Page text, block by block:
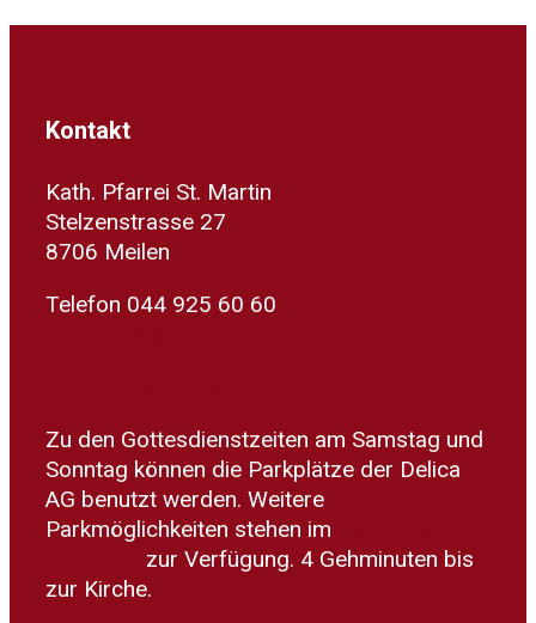
Kontakt
Kath. Pfarrei St. Martin
Stelzenstrasse 27
8706 Meilen
Telefon 044 925 60 60
Zu den Gottesdienstzeiten am Samstag und
Sonntag können die Parkplätze der Delica
AG benutzt werden. Weitere
Parkmöglichkeiten stehen im
zur Verfügung. 4 Gehminuten bis
zur Kirche.